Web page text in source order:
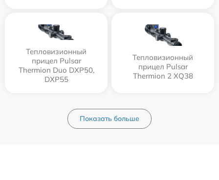
Тепловизионный
прицел Pulsar
Thermion Duo DXP50,
DXP55
Тепловизионный
прицел Pulsar
Thermion 2 XQ38
Показать больше